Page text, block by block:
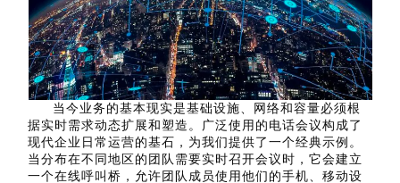
当今业务的基本现实是基础设施、网络和容量必须根
据实时需求动态扩展和塑造。广泛使用的电话会议构成了
现代企业日常运营的基石，为我们提供了一个经典示例。
当分布在不同地区的团队需要实时召开会议时，它会建立
一个在线呼叫桥，允许团队成员使用他们的手机、移动设